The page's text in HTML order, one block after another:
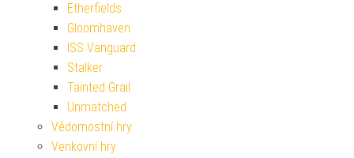
Etherfields
Gloomhaven
ISS Vanguard
Stalker
Tainted Grail
Unmatched
Vědomostní hry
Venkovní hry